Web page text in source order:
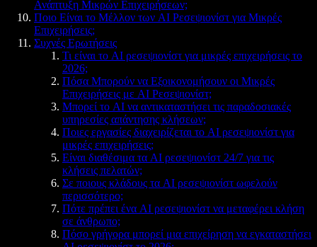
Ανάπτυξη Μικρών Επιχειρήσεων;
Ποιο Είναι το Μέλλον των AI Ρεσεψιονίστ για Μικρές
Επιχειρήσεις;
Συχνές Ερωτήσεις
Τι είναι το AI ρεσεψιονίστ για μικρές επιχειρήσεις το
2026;
Πόσα Μπορούν να Εξοικονομήσουν οι Μικρές
Επιχειρήσεις με AI Ρεσεψιονίστ;
Μπορεί το AI να αντικαταστήσει τις παραδοσιακές
υπηρεσίες απάντησης κλήσεων;
Ποιες εργασίες διαχειρίζεται το AI ρεσεψιονίστ για
μικρές επιχειρήσεις;
Είναι διαθέσιμα τα AI ρεσεψιονίστ 24/7 για τις
κλήσεις πελατών;
Σε ποιους κλάδους τα AI ρεσεψιονίστ ωφελούν
περισσότερο;
Πότε πρέπει ένα AI ρεσεψιονίστ να μεταφέρει κλήση
σε άνθρωπο;
Πόσο γρήγορα μπορεί μια επιχείρηση να εγκαταστήσει